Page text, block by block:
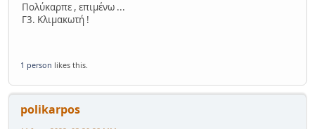
Πολύκαρπε , επιμένω ...
Γ3. Κλιμακωτή !
1 person likes this.
polikarpos